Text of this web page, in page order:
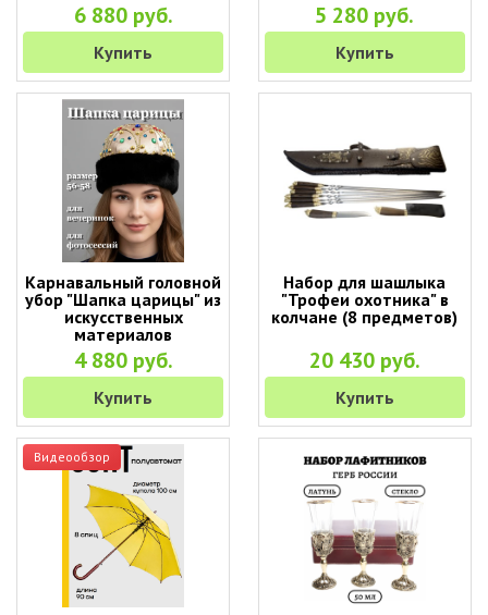
6 880 руб.
Купить
5 280 руб.
Купить
Карнавальный головной
убор "Шапка царицы" из
искусственных
материалов
4 880 руб.
Купить
Набор для шашлыка
"Трофеи охотника" в
колчане (8 предметов)
20 430 руб.
Купить
Видеообзор